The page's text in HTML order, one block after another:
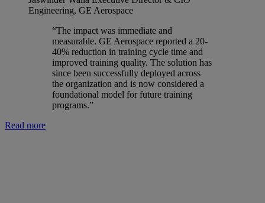
Engineering, GE Aerospace
“The impact was immediate and
measurable. GE Aerospace reported a 20-
40% reduction in training cycle time and
improved training quality. The solution has
since been successfully deployed across
the organization and is now considered a
foundational model for future training
programs.”
Read more